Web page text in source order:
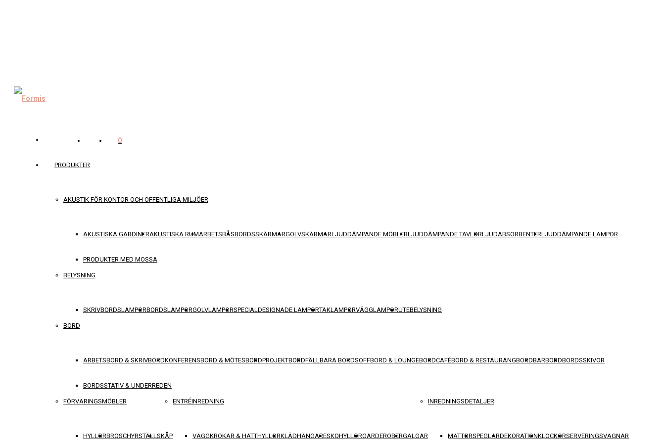
PRODUKTER
AKUSTIK FÖR KONTOR OCH OFFENTLIGA MILJÖER
AKUSTISKA GARDINERAKUSTISKA RUMARBETSBÅSBORDSSKÄRMARGOLVSKÄRMARLJUDDÄMPANDE MÖBLERLJUDDÄMPANDE TAVLORLJUDABSORBENTERLJUDDÄMPANDE LAMPOR
PRODUKTER MED MOSSA
BELYSNING
SKRIVBORDSLAMPORBORDSLAMPORGOLVLAMPORSPECIALDESIGNADE LAMPORTAKLAMPORVÄGGLAMPORUTEBELYSNING
BORD
ARBETSBORD & SKRIVBORDKONFERENSBORD & MÖTESBORDPROJEKTBORDFÄLLBARA BORDSOFFBORD & LOUNGEBORDCAFÉBORD & RESTAURANGBORDBARBORDBORDSSKIVOR
BORDSSTATIV & UNDERREDEN
FÖRVARINGSMÖBLER
HYLLORBROSCHYRSTÄLLSKÅP
ENTRÉINREDNING
VÄGGKROKAR & HATTHYLLORKLÄDHÄNGARESKOHYLLORGARDEROBERGALGAR
INREDNINGSDETALJER
MATTORSPEGLARDEKORATIONKLOCKORSERVERINGSVAGNAR
0